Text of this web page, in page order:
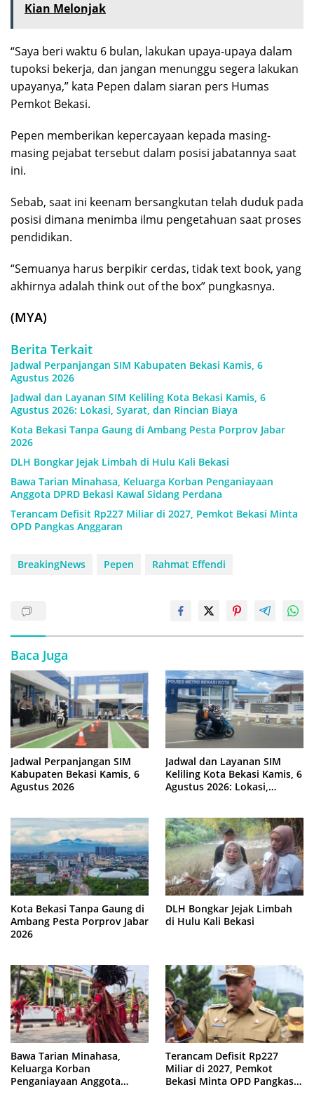
Kian Melonjak
“Saya beri waktu 6 bulan, lakukan upaya-upaya dalam
tupoksi bekerja, dan jangan menunggu segera lakukan
upayanya,” kata Pepen dalam siaran pers Humas
Pemkot Bekasi.
Pepen memberikan kepercayaan kepada masing-
masing pejabat tersebut dalam posisi jabatannya saat
ini.
Sebab, saat ini keenam bersangkutan telah duduk pada
posisi dimana menimba ilmu pengetahuan saat proses
pendidikan.
“Semuanya harus berpikir cerdas, tidak text book, yang
akhirnya adalah think out of the box” pungkasnya.
(MYA)
Berita Terkait
Jadwal Perpanjangan SIM Kabupaten Bekasi Kamis, 6
Agustus 2026
Jadwal dan Layanan SIM Keliling Kota Bekasi Kamis, 6
Agustus 2026: Lokasi, Syarat, dan Rincian Biaya
Kota Bekasi Tanpa Gaung di Ambang Pesta Porprov Jabar
2026
DLH Bongkar Jejak Limbah di Hulu Kali Bekasi
Bawa Tarian Minahasa, Keluarga Korban Penganiayaan
Anggota DPRD Bekasi Kawal Sidang Perdana
Terancam Defisit Rp227 Miliar di 2027, Pemkot Bekasi Minta
OPD Pangkas Anggaran
BreakingNews Pepen Rahmat Effendi
Baca Juga
Jadwal Perpanjangan SIM
Kabupaten Bekasi Kamis, 6
Agustus 2026
Jadwal dan Layanan SIM
Keliling Kota Bekasi Kamis, 6
Agustus 2026: Lokasi,
Kota Bekasi Tanpa Gaung di
Ambang Pesta Porprov Jabar
2026
DLH Bongkar Jejak Limbah
di Hulu Kali Bekasi
Bawa Tarian Minahasa,
Keluarga Korban
Penganiayaan Anggota
Terancam Defisit Rp227
Miliar di 2027, Pemkot
Bekasi Minta OPD Pangkas